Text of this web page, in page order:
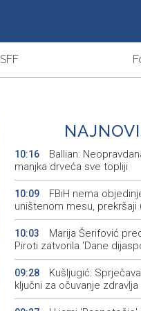
SFF
10:16
Ballian:
manjka drveća sve topliji
10:09
FBiH nema
uništenom mesu, prekršaji
10:03
Marija Šerifović
Piroti zatvorila 'Dane
09:28
Kušljugić:
ključni za očuvanje